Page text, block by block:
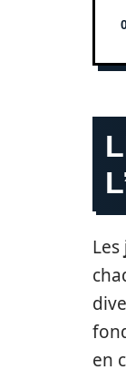
Les
en